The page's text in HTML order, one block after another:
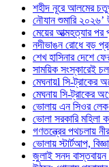
শহীদ নূরে আলমের
নৌযান শুমারি ২০২৬’
মেয়ের আত্মহত্যার পর
নদীভাঙন রোধে বড়
শেখ হাসিনার দেশে
সাময়িক সংস্কারেই
মেঘনায়l সি-ট্রাকের
মেঘনায় সি-ট্রাকের
ভোলায় এন সিওর লেক
ভোলা সরকারি মহিলা
গণতন্ত্রের পথচলায়
ভোলায় স্টার্টআপ,
জুলাই সনদ বাস্তবায়ন